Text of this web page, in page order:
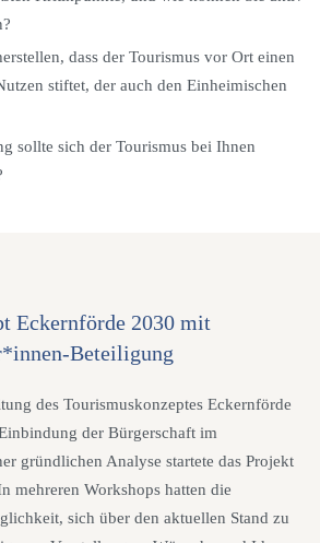
dass der Tourismus vor Ort einen
stiftet, der auch den Einheimischen
sollte sich der Tourismus bei Ihnen
Eckernförde 2030 mit
Beteiligung
des Tourismuskonzeptes Eckernförde
der Bürgerschaft im
gründlichen Analyse startete das Projekt
mehreren Workshops hatten die
sich über den aktuellen Stand zu